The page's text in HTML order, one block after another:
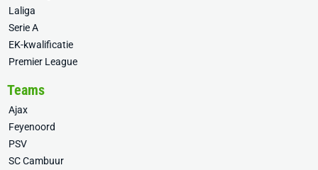
Laliga
Serie A
EK-kwalificatie
Premier League
Teams
Ajax
Feyenoord
PSV
SC Cambuur